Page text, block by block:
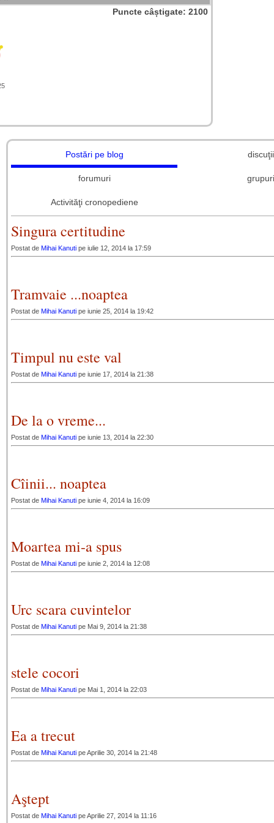
Puncte câștigate: 2100
Postări pe blog discuţii
forumuri grupuri
Activităţi cronopediene
Singura certitudine
Postat de Mihai Kanuti pe iulie 12, 2014 la 17:59
Tramvaie ...noaptea
Postat de Mihai Kanuti pe iunie 25, 2014 la 19:42
Timpul nu este val
Postat de Mihai Kanuti pe iunie 17, 2014 la 21:38
De la o vreme...
Postat de Mihai Kanuti pe iunie 13, 2014 la 22:30
Cîinii... noaptea
Postat de Mihai Kanuti pe iunie 4, 2014 la 16:09
Moartea mi-a spus
Postat de Mihai Kanuti pe iunie 2, 2014 la 12:08
Urc scara cuvintelor
Postat de Mihai Kanuti pe Mai 9, 2014 la 21:38
stele cocori
Postat de Mihai Kanuti pe Mai 1, 2014 la 22:03
Ea a trecut
Postat de Mihai Kanuti pe Aprilie 30, 2014 la 21:48
Aştept
Postat de Mihai Kanuti pe Aprilie 27, 2014 la 11:16